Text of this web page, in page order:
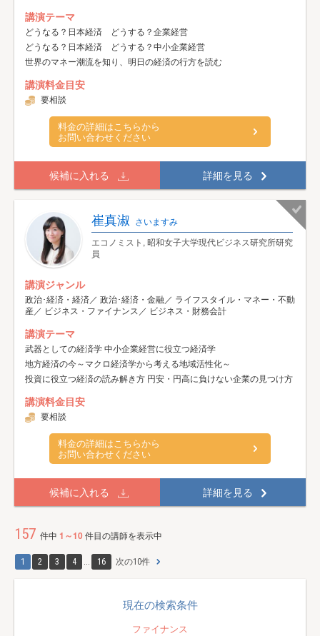
講演テーマ
どうなる？日本経済 どうする？企業経営
どうなる？日本経済 どうする？中小企業経営
世界のマネー潮流を知り、明日の経済の行方を読む
講演料金目安
要相談
料金の詳細はこちらから
お問い合わせください
候補に入れる 詳細を見る
崔真淑 さいますみ
エコノミスト, 昭和女子大学現代ビジネス研究所研究
員
講演ジャンル
政治･経済・経済／ 政治･経済・金融／ ライフスタイル・マネー・不動
産／ ビジネス・ファイナンス／ ビジネス・財務会計
講演テーマ
武器としての経済学 中小企業経営に役立つ経済学
地方経済の今～マクロ経済学から考える地域活性化～
投資に役立つ経済の読み解き方 円安・円高に負けない企業の見つけ方
講演料金目安
要相談
料金の詳細はこちらから
お問い合わせください
候補に入れる 詳細を見る
157 件中 1～10件目の講師を表示中
1 2 3 4 16 次の10件
現在の検索条件
ファイナンス